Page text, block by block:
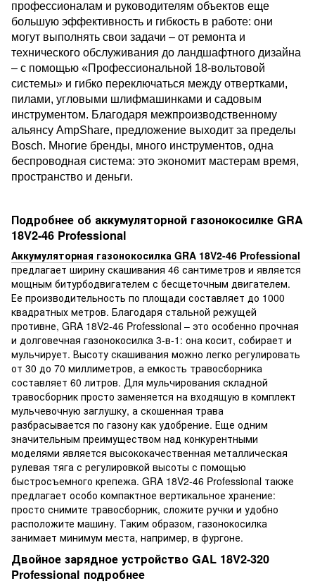
профессионалам и руководителям объектов еще
большую эффективность и гибкость в работе: они
могут выполнять свои задачи – от ремонта и
технического обслуживания до ландшафтного дизайна
– с помощью «Профессиональной 18-вольтовой
системы» и гибко переключаться между отвертками,
пилами, угловыми шлифмашинками и садовым
инструментом. Благодаря межпроизводственному
альянсу AmpShare, предложение выходит за пределы
Bosch. Многие бренды, много инструментов, одна
беспроводная система: это экономит мастерам время,
пространство и деньги.
Подробнее об аккумуляторной газонокосилке GRA
18V2-46 Professional
Аккумуляторная газонокосилка GRA 18V2-46 Professional
предлагает ширину скашивания 46 сантиметров и является
мощным битурбодвигателем с бесщеточным двигателем.
Ее производительность по площади составляет до 1000
квадратных метров. Благодаря стальной режущей
противне, GRA 18V2-46 Professional – это особенно прочная
и долговечная газонокосилка 3-в-1: она косит, собирает и
мульчирует. Высоту скашивания можно легко регулировать
от 30 до 70 миллиметров, а емкость травосборника
составляет 60 литров. Для мульчирования складной
травосборник просто заменяется на входящую в комплект
мульчевочную заглушку, а скошенная трава
разбрасывается по газону как удобрение. Еще одним
значительным преимуществом над конкурентными
моделями является высококачественная металлическая
рулевая тяга с регулировкой высоты с помощью
быстросъемного крепежа. GRA 18V2-46 Professional также
предлагает особо компактное вертикальное хранение:
просто снимите травосборник, сложите ручки и удобно
расположите машину. Таким образом, газонокосилка
занимает минимум места, например, в фургоне.
Двойное зарядное устройство GAL 18V2-320
Professional подробнее